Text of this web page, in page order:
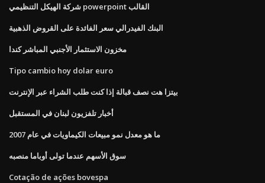
شركة الهيكل التنظيمي powerpoint القالب
البنك الفيدرالي سعر الفائدة على القروض الذهبية
مخزون الاستثمار الأجنبي المباشر كندا
Tipo cambio hoy dolar euro
بيتزا هت نصف قبالة إذا كنت طلب الشراء عبر الإنترنت
أخبار تلفزيون لبنان في المستقبل
ما هو معدل نمو مبيعات الكيماويات في عام 2007
سوق الأسهم عندما تولى أوباما منصبه
Cotação de ações bovespa